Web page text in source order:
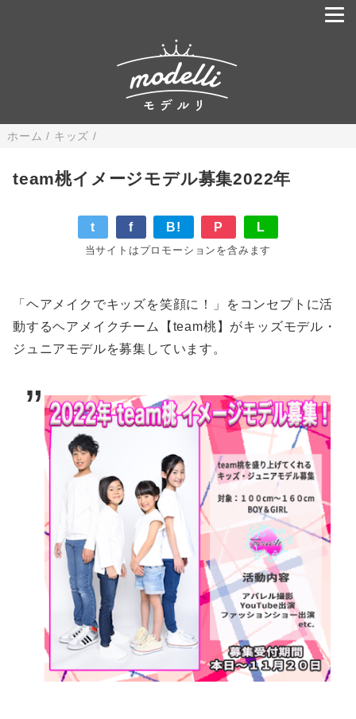
ホーム / キッズ /
team桃イメージモデル募集2022年
t f B! P L
当サイトはプロモーションを含みます
「ヘアメイクでキッズを笑顔に！」をコンセプトに活
動するヘアメイクチーム【team桃】がキッズモデル・
ジュニアモデルを募集しています。